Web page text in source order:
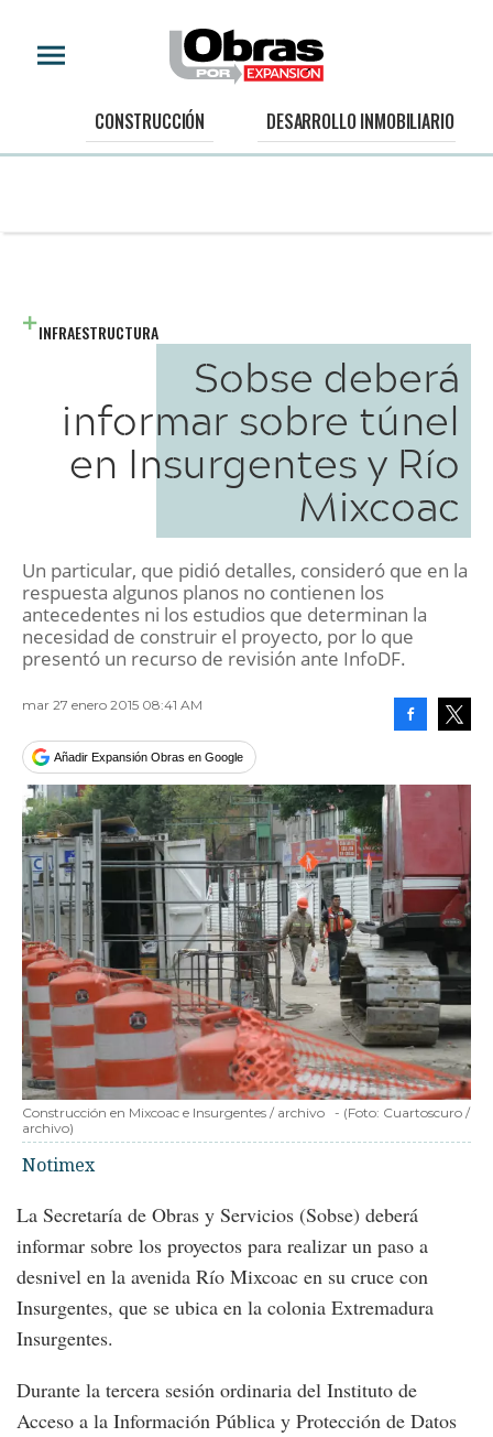
CONSTRUCCIÓN DESARROLLO INMOBILIARIO
INFRAESTRUCTURA
Sobse deberá
informar sobre túnel
en Insurgentes y Río
Mixcoac
Un particular, que pidió detalles, consideró que en la
respuesta algunos planos no contienen los
antecedentes ni los estudios que determinan la
necesidad de construir el proyecto, por lo que
presentó un recurso de revisión ante InfoDF.
mar 27 enero 2015 08:41 AM
Añadir Expansión Obras en Google
Construcción en Mixcoac e Insurgentes / archivo - (Foto: Cuartoscuro /
archivo)
Notimex
La Secretaría de Obras y Servicios (Sobse) deberá
informar sobre los proyectos para realizar un paso a
desnivel en la avenida Río Mixcoac en su cruce con
Insurgentes, que se ubica en la colonia Extremadura
Insurgentes.
Durante la tercera sesión ordinaria del Instituto de
Acceso a la Información Pública y Protección de Datos